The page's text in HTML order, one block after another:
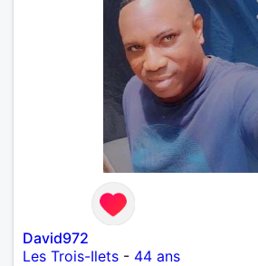
David972
Les Trois-Ilets - 44 ans